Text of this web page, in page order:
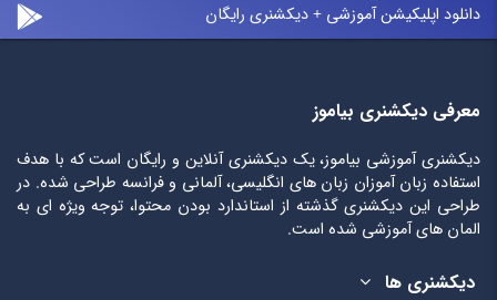
دانلود اپلیکیشن آموزشی + دیکشنری رایگان
معرفی دیکشنری بیاموز
دیکشنری آموزشی بیاموز، یک دیکشنری آنلاین و رایگان است که با هدف
استفاده زبان آموزان زبان های انگلیسی، آلمانی و فرانسه طراحی شده. در
طراحی این دیکشنری گذشته از استاندارد بودن محتوا، توجه ویژه ای به
المان های آموزشی شده است.
دیکشنری ها